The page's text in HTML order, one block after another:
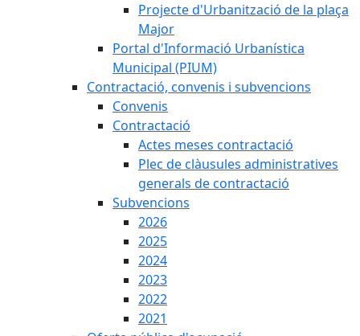
Projecte d'Urbanització de la plaça
Major
Portal d'Informació Urbanística
Municipal (PIUM)
Contractació, convenis i subvencions
Convenis
Contractació
Actes meses contractació
Plec de clàusules administratives
generals de contractació
Subvencions
2026
2025
2024
2023
2022
2021